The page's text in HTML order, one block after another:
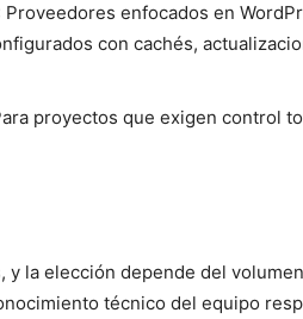
enfocados en
con cachés,
proyectos que exigen control
y la elección depende del
técnico del equipo